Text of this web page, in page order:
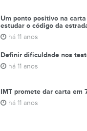
Um ponto positivo na
estudar o código da
há 11 anos
Definir dificuldade nos
há 11 anos
IMT promete dar carta em
há 11 anos